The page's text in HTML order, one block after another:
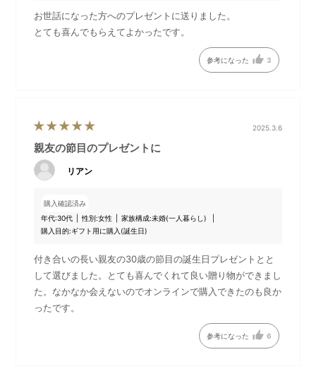
ネイルやアイラッシュエクステンション、メイクアップレッス
ンなどのビューティー体験も充実しています。美を磨いて、自
例えば陶芸やフラワーレッスン、織物など、一つの物を丁寧に
完成させるひとときもリラックスする一つの方法。頭の中が澄
み切るような体験です。
お世話になった方へのプレゼントに送りました。
とても喜んでもらえてよかったです。
参考になった 3
2025.3.6
親友の節目のプレゼントに
リアン
購入確認済み
年代:30代 性別:女性 家族構成:未婚(一人暮らし)
購入目的:ギフト用に購入(誕生日)
付き合いの長い親友の30歳の節目の誕生日プレゼントとと
して選びました。とても喜んでくれて良い贈り物ができまし
た。なかなか会えないのでオンラインで購入できたのも良か
ったです。
参考になった 6